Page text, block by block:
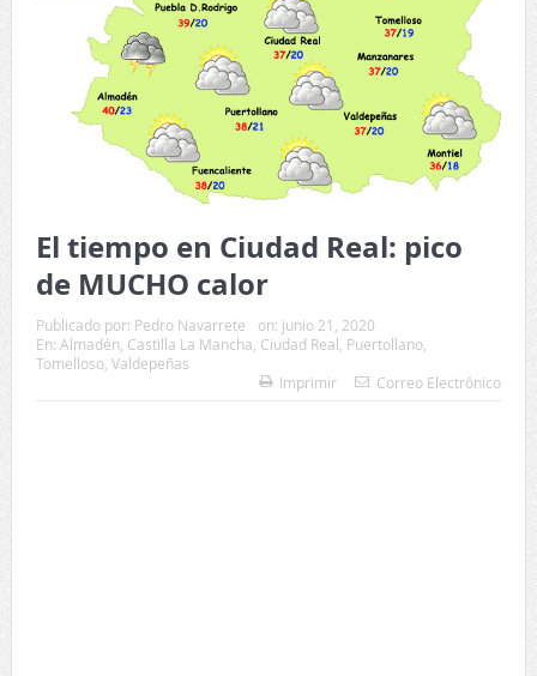
El tiempo en Ciudad Real: pico
de MUCHO calor
Publicado por: Pedro Navarrete on: junio 21, 2020
En: Almadén Castilla La Mancha Ciudad Real Puertollano,
Tomelloso, Valdepeñas
Imprimir
Correo Electrónico